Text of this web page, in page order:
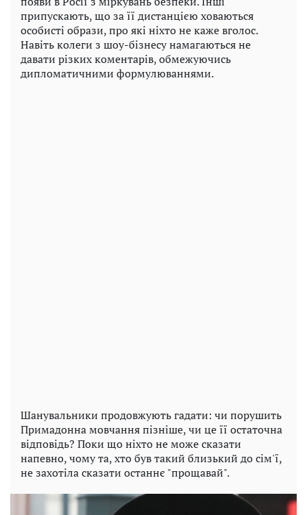
припускають, що за її дистанцією ховаються
особисті образи, про які ніхто не каже вголос.
Навіть колеги з шоу-бізнесу намагаються не
давати різких коментарів, обмежуючись
дипломатичними формулюваннями.
Шанувальники продовжують гадати: чи порушить
Примадонна мовчання пізніше, чи це її остаточна
відповідь? Поки що ніхто не може сказати
напевно, чому та, хто був такий близький до сім'ї,
не захотіла сказати останнє "прощавай".